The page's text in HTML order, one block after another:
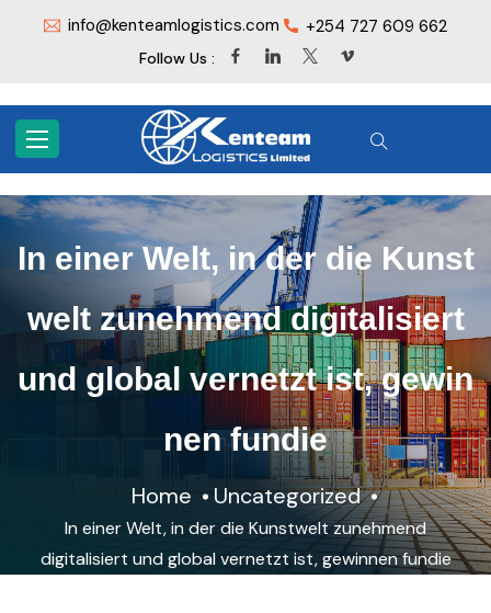
info@kenteamlogistics.com +254 727 609 662
Follow Us :
In einer Welt, in der die Kunst
welt zunehmend digitalisiert
und global vernetzt ist, gewin
nen fundie
Home Uncategorized
In einer Welt, in der die Kunstwelt zunehmend
digitalisiert und global vernetzt ist, gewinnen fundie